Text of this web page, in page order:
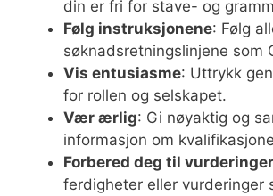
din er fri for stave- og
Følg instruksjonene: Følg
søknadsretningslinjene som
Vis entusiasme: Uttrykk
for rollen og selskapet.
Vær ærlig: Gi nøyaktig og
informasjon om
Forbered deg til vurderinger
ferdigheter eller vurderinger